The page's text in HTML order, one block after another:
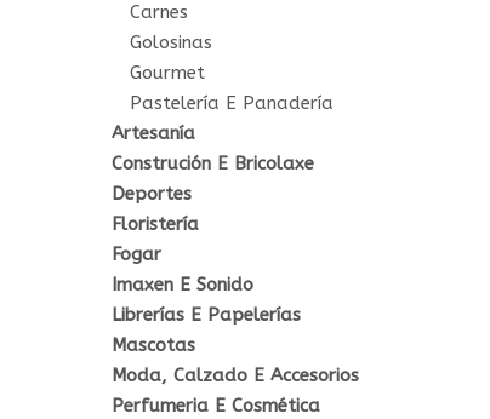
Carnes
Golosinas
Gourmet
Pastelería E Panadería
Artesanía
Construción E Bricolaxe
Deportes
Floristería
Fogar
Imaxen E Sonido
Librerías E Papelerías
Mascotas
Moda, Calzado E Accesorios
Perfumeria E Cosmética